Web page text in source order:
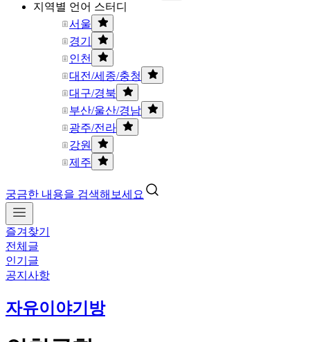
지역별 언어 스터디
서울
경기
인천
대전/세종/충청
대구/경북
부산/울산/경남
광주/전라
강원
제주
궁금한 내용을 검색해보세요
즐겨찾기
전체글
인기글
공지사항
자유이야기방